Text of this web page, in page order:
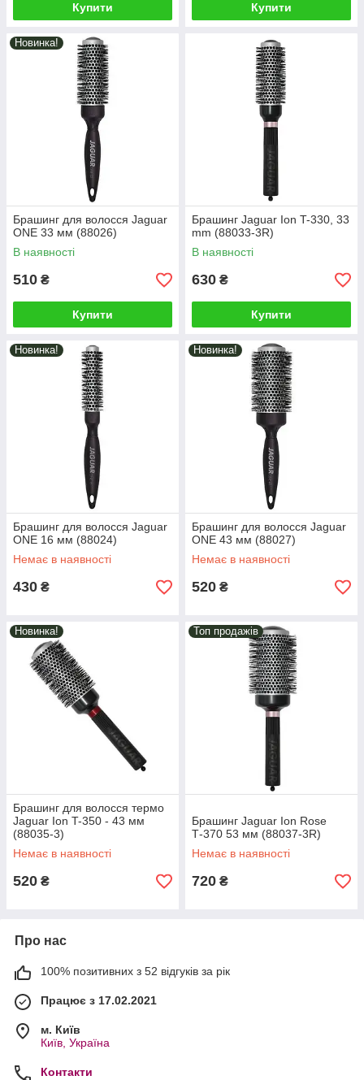
Купити Купити
Новинка!
Брашинг для волосся Jaguar
ONE 33 мм (88026)
В наявності
510 ₴
Купити
Брашинг Jaguar Ion T-330, 33
mm (88033-3R)
В наявності
630 ₴
Купити
Новинка!
Брашинг для волосся Jaguar
ONE 16 мм (88024)
Немає в наявності
430 ₴
Новинка!
Брашинг для волосся Jaguar
ONE 43 мм (88027)
Немає в наявності
520 ₴
Новинка!
Брашинг для волосся термо
Jaguar Ion T-350 - 43 мм
(88035-3)
Немає в наявності
520 ₴
Топ продажів
Брашинг Jaguar Ion Rose
Т-370 53 мм (88037-3R)
Немає в наявності
720 ₴
Про нас
100% позитивних з 52 відгуків за рік
Працює з 17.02.2021
м. Київ
Київ, Україна
Контакти